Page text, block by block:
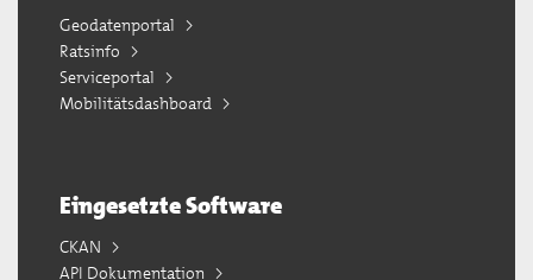
Geodatenportal
Ratsinfo
Serviceportal
Mobilitätsdashboard
Eingesetzte Software
CKAN
API Dokumentation